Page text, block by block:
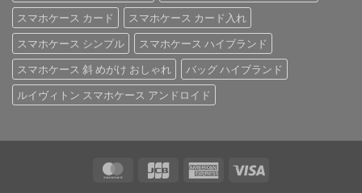
スマホケース カード
スマホケース カード入れ
スマホケース シンプル
スマホケース ハイブランド
スマホケース 斜 めがけ おしゃれ
バッグ ハイブランド
ルイヴィトン スマホケース アンドロイド
MasterCard
JCB
American